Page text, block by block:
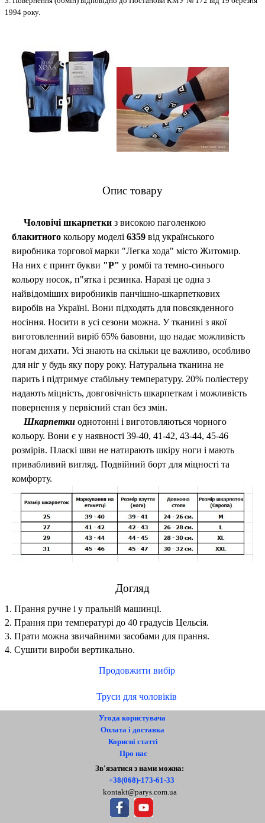
1994 року.
Опис товару
Чоловічі шкарпетки з високою паголенкою
блакитного кольору моделі 6359 від українського
виробника торгової марки "Легка хода" місто Житомир.
На них є принт букви "Р" у ромбі та темно-синього
кольору носок, п"ятка і резинка. Наразі це одна з
найвідоміших виробників панчішно-шкарпеткових
виробів на Україні. Вони підходять для повсякденного
носіння. Носити в усі сезони можна. У тканині з якої
виготовленний виріб 65% бавовни, що надає можливість
ногам дихати. Усі знають на скільки це важливо, особливо
для ніг у будь яку пору року. Натуральна тканина не
парить і підтримує стабільну температуру. 20% поліестеру
надають міцність, довговічність шкарпеткам і можливість
повернення у первісний стан без змін.
Шкарпетки однотонні і виготовляються чорного
кольору. Вони є у наявності 39-40, 41-42, 43-44, 45-46
розмірів. Пласкі шви не натирають шкіру ноги і мають
привабливий вигляд. Подвійний борт для міцності та
комфорту.
Догляд
1. Прання ручне і у пральній машинці.
2. Прання при температурі до 40 градусів Цельсія.
3. Прати можна звичайними засобами для прання.
4. Сушити вироби вертикально.
Продовжити вибір
Труси для чоловіків
Угода користувача
Оплата і доставка
Корисні статті
Про нас
Контакти
Зв'язатися з нами можна:
+38(068)-173-61-33
kontakt@parys.com.ua